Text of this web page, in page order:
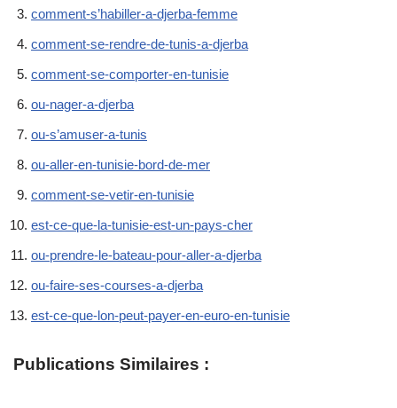
comment-s’habiller-a-djerba-femme
comment-se-rendre-de-tunis-a-djerba
comment-se-comporter-en-tunisie
ou-nager-a-djerba
ou-s’amuser-a-tunis
ou-aller-en-tunisie-bord-de-mer
comment-se-vetir-en-tunisie
est-ce-que-la-tunisie-est-un-pays-cher
ou-prendre-le-bateau-pour-aller-a-djerba
ou-faire-ses-courses-a-djerba
est-ce-que-lon-peut-payer-en-euro-en-tunisie
Publications Similaires :